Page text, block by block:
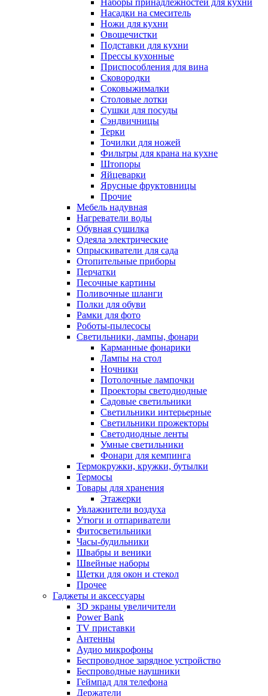
Наборы принадлежностей для кухни
Насадки на смеситель
Ножи для кухни
Овощечистки
Подставки для кухни
Прессы кухонные
Приспособления для вина
Сковородки
Соковыжималки
Столовые лотки
Сушки для посуды
Сэндвичницы
Терки
Точилки для ножей
Фильтры для крана на кухне
Штопоры
Яйцеварки
Ярусные фруктовницы
Прочие
Мебель надувная
Нагреватели воды
Обувная сушилка
Одеяла электрические
Опрыскиватели для сада
Отопительные приборы
Перчатки
Песочные картины
Поливочные шланги
Полки для обуви
Рамки для фото
Роботы-пылесосы
Светильники, лампы, фонари
Карманные фонарики
Лампы на стол
Ночники
Потолочные лампочки
Проекторы светодиодные
Садовые светильники
Светильники интерьерные
Светильники прожекторы
Светодиодные ленты
Умные светильники
Фонари для кемпинга
Термокружки, кружки, бутылки
Термосы
Товары для хранения
Этажерки
Увлажнители воздуха
Утюги и отпариватели
Фитосветильники
Часы-будильники
Швабры и веники
Швейные наборы
Щетки для окон и стекол
Прочее
Гаджеты и аксессуары
3D экраны увеличители
Power Bank
TV приставки
Антенны
Аудио микрофоны
Беспроводное зарядное устройство
Беспроводные наушники
Геймпад для телефона
Держатели